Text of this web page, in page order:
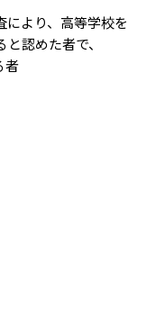
より、高等学校を
認めた者で、
者